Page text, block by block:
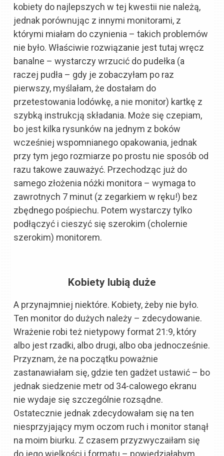
kobiety do najlepszych w tej kwestii nie należą,
jednak porównując z innymi monitorami, z
którymi miałam do czynienia – takich problemów
nie było. Właściwie rozwiązanie jest tutaj wręcz
banalne – wystarczy wrzucić do pudełka (a
raczej pudła – gdy je zobaczyłam po raz
pierwszy, myślałam, że dostałam do
przetestowania lodówkę, a nie monitor) kartkę z
szybką instrukcją składania. Może się czepiam,
bo jest kilka rysunków na jednym z boków
wcześniej wspomnianego opakowania, jednak
przy tym jego rozmiarze po prostu nie sposób od
razu takowe zauważyć. Przechodząc już do
samego złożenia nóżki monitora – wymaga to
zawrotnych 7 minut (z zegarkiem w ręku!) bez
zbędnego pośpiechu. Potem wystarczy tylko
podłączyć i cieszyć się szerokim (cholernie
szerokim) monitorem.
Kobiety lubią duże
A przynajmniej niektóre. Kobiety, żeby nie było.
Ten monitor do dużych należy – zdecydowanie.
Wrażenie robi też nietypowy format 21:9, który
albo jest rzadki, albo drugi, albo oba jednocześnie.
Przyznam, że na początku poważnie
zastanawiałam się, gdzie ten gadżet ustawić – bo
jednak siedzenie metr od 34-calowego ekranu
nie wydaje się szczególnie rozsądne.
Ostatecznie jednak zdecydowałam się na ten
niesprzyjający mym oczom ruch i monitor stanął
na moim biurku. Z czasem przyzwyczaiłam się
do jego wielkości i formatu – powiedziałabym